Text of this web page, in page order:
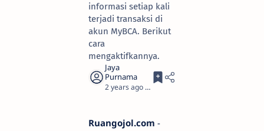
informasi setiap kali
terjadi transaksi di
akun MyBCA. Berikut
cara
mengaktifkannya.
2 years ago 2
Ruangojol.com -